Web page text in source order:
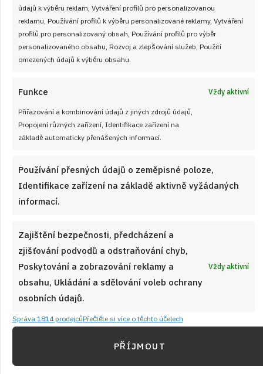
údajů k výběru reklam, Vytváření profilů pro personalizovanou
reklamu, Používání profilů k výběru personalizované reklamy, Vytváření
profilů pro personalizovaný obsah, Používání profilů pro výběr
personalizovaného obsahu, Rozvoj a zlepšování služeb, Použití
omezených údajů k výběru obsahu.
Funkce Vždy aktivní
Přiřazování a kombinování údajů z jiných zdrojů údajů,
Propojení různých zařízení, Identifikace zařízení na
základě automaticky přenášených informací.
Používání přesných údajů o zeměpisné poloze,
Identifikace zařízení na základě aktivně vyžádaných
informací.
Zajištění bezpečnosti, předcházení a
zjišťování podvodů a odstraňování chyb,
Poskytování a zobrazování reklamy a
obsahu, Ukládání a sdělování voleb ochrany
osobních údajů.
Vždy aktivní
Správa 1814 prodejcůPřečtěte si více o těchto účelech
PŘÍJMOUT
17. 1. 2025
Segedínský guláš: Tradiční maďarský
Prohlédněte si recept s postupem na Oblíbený a skvělý
segedín – dušené vepřové maso s kysaným zelím, smetanou,
knedlíkem nebo chlebem. Maďarská klasika, která v Česku
ČÍST RECEPT
Právě jsme uvařili